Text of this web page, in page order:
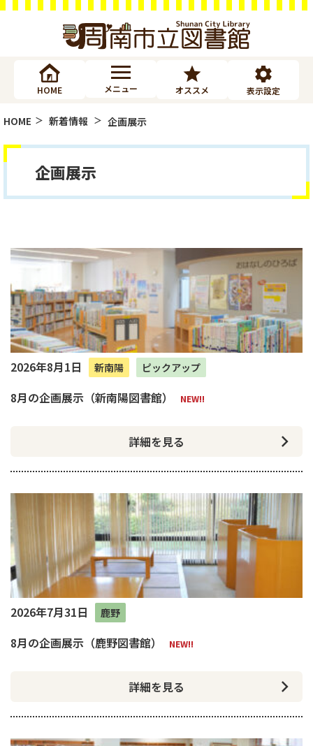
HOME メニュー オススメ 表示設定
HOME 新着情報 企画展示
企画展示
2026年8月1日 新南陽 ピックアップ
8月の企画展示（新南陽図書館） NEW!!
詳細を見る
2026年7月31日 鹿野
8月の企画展示（鹿野図書館） NEW!!
詳細を見る